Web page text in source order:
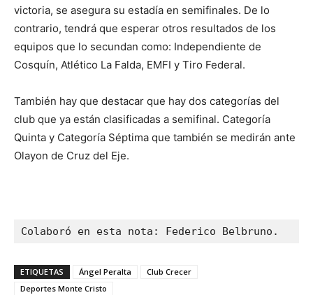
victoria, se asegura su estadía en semifinales. De lo
contrario, tendrá que esperar otros resultados de los
equipos que lo secundan como: Independiente de
Cosquín, Atlético La Falda, EMFI y Tiro Federal.
También hay que destacar que hay dos categorías del
club que ya están clasificadas a semifinal. Categoría
Quinta y Categoría Séptima que también se medirán ante
Olayon de Cruz del Eje.
Colaboró en esta nota: Federico Belbruno.
ETIQUETAS Ángel Peralta
Club Crecer
Deportes Monte Cristo